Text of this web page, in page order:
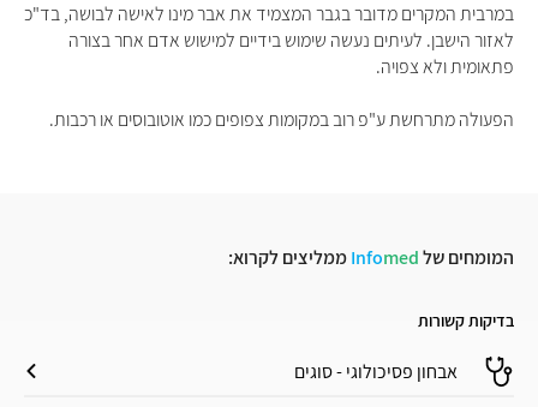
במרבית המקרים מדובר בגבר המצמיד את אבר מינו לאישה לבושה, בד"כ
לאזור הישבן. לעיתים נעשה שימוש בידיים למישוש אדם אחר בצורה
פתאומית ולא צפויה.
הפעולה מתרחשת ע"פ רוב במקומות צפופים כמו אוטובוסים או רכבות.
המומחים של Infomed ממליצים לקרוא:
בדיקות קשורות
אבחון פסיכולוגי - סוגים